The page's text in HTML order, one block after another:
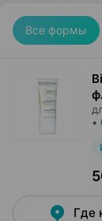
Все формы
•
Где